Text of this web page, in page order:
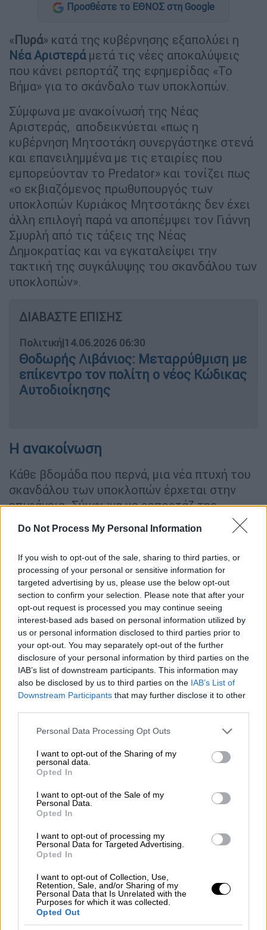
Do Not Process My Personal Information
If you wish to opt-out of the sale, sharing to third parties, or
processing of your personal or sensitive information for
targeted advertising by us, please use the below opt-out
section to confirm your selection. Please note that after your
opt-out request is processed you may continue seeing
interest-based ads based on personal information utilized by
us or personal information disclosed to third parties prior to
your opt-out. You may separately opt-out of the further
disclosure of your personal information by third parties on the
IAB’s list of downstream participants. This information may
also be disclosed by us to third parties on the IAB’s List of
Downstream Participants that may further disclose it to other
Please note that this website/app uses one or more Google
not limited to your visit or usage behaviour. You may click to
grant or deny consent to Google and its third-party tags to
use your data for below specified purposes in below Google
consent section.
Personal Data Processing Opt Outs
I want to opt-out of the Sharing of my
personal data.
Opted In
I want to opt-out of the Sale of my
Personal Data.
Opted In
I want to opt-out of processing my
Personal Data for Targeted Advertising.
Opted In
I want to opt-out of Collection, Use,
Retention, Sale, and/or Sharing of my
Personal Data that Is Unrelated with the
Purposes for which it was collected.
Opted Out
Προσθέστε το ΕΘΝΟΣ στη Google
«Πυρά» κατά της κυβέρνησης εξαπολύει η
Νέα Αριστεράμετά τις νέες αποκαλύψεις
που κάνει ρεπορτάζ της εφημερίδας «Το
Βήμα» για το σκάνδαλο των υποκλοπών.
Σύμφωνα με ανακοίνωσή της Νέας
Αριστεράς, αποδεικνύεται «πως η
κυβέρνηση Μητσοτάκη συνεργάστηκε στενά
και επανειλημμένα με τις εταιρίες που
εμπορεύονταν το Predator» και τονίζει πως
«ο εκβιαζόμενος πρωθυπουργός των
υποκλοπών Κυριάκος Μητσοτάκης δεν έχει
άλλη επιλογή παρά να αποπέμψει τον Γιάννη
Σμυρλή από τις τάξεις της Νέας
Δημοκρατίας και να εγκαταλείψει την
τακτική της συγκάλυψης του σκανδάλου των
υποκλοπών».
ΔΙΑΒΑΣΤΕ ΕΠΙΣΗΣ
Πολιτική|14.06.2026 06:30
Θοδωρής Λιβάνιος: Μεταρρύθμιση με
επίκεντρο τον πολίτη ο νέος Κώδικας
Αυτοδιοίκησης
Η ανακοίνωση
Κάθε βδομάδα που περνά, μια νέα πτυχή του
σκανδάλου των υποκλοπών έρχεται στην
επιφάνεια. Σύμφωνα με ρεπορτάζ της
ιδιοκτήτης της Intellexa και πρώην
αξιωματικός των Ενόπλων Δυνάμεων του
Ισραήλ,έχει στα χέρια του έγγραφα
ελληνικών κρατικών υπηρεσιών με τη μορφή
«συστατικής επιστολής», που θα βοηθούσαν
την εξαγωγή του κακόβουλου
κατασκοπευτικού λογισμικού Predator σε
άλλες χώρες. Στα έγγραφα, σύμφωνα με το
ίδιο ρεπορτάζ, παρουσιάζεται το Predator
ως σύστημα που λειτουργούσε νόμιμα στην
Ελλάδα.
Ο ισχυρισμός τουΤαλ Ντίλιανέρχεται να
συμπληρώσει παλαιότερες δημοσιογραφικές
αποκαλύψεις του “Inside Story”, που
βασίζοντας και σε έρευνα του Υπ.Εξ..
Σύμφωνα με αυτές το υπουργείο
Εξωτερικών είχε εγκρίνει το 2021 και το
2022 πέντε φορές την εξαγωγή του Predator
εμπλέκονταν σε πολέμους, όπως την
Ουκρανία, το Σουδάν και τη Μαδαγασκάρη, με
σκοπό να παρακολουθηθούν «εσωτερικοί
εχθροί» των κυβερνήσεων.
Τα σχετικά έγγραφα για τις εξαγωγές, όπως